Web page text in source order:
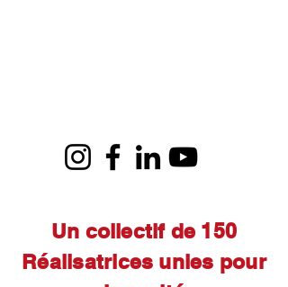
Un collectif de 150
Réalisatrices unies pour